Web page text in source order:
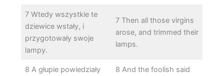
7 Wtedy wszystkie te
dziewice wstały, i
przygotowały swoje
lampy.
7 Then all those virgins
arose, and trimmed their
lamps.
8 A głupie powiedziały
8 And the foolish said